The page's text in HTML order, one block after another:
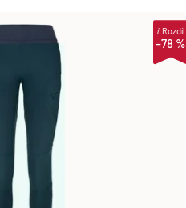
–78 %
iRozdíl